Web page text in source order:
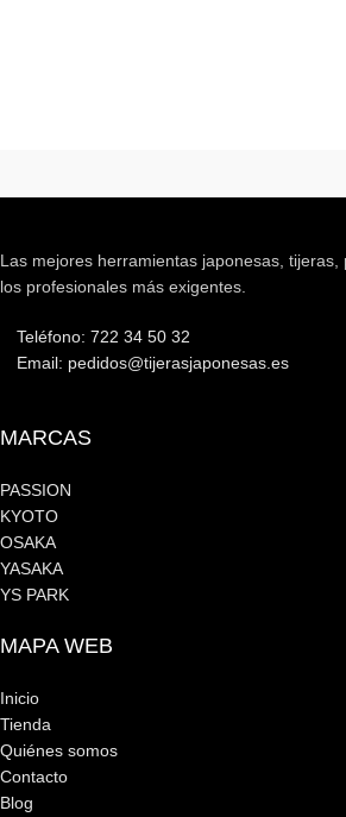
Las mejores herramientas japonesas, tijeras,
los profesionales más exigentes.
Teléfono: 722 34 50 32
Email: pedidos@tijerasjaponesas.es
MARCAS
PASSION
KYOTO
OSAKA
YASAKA
YS PARK
MAPA WEB
Inicio
Tienda
Quiénes somos
Contacto
Blog